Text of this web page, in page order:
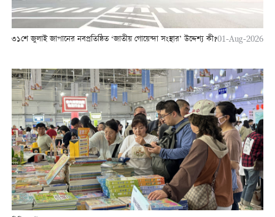
৩১শে জুলাই জাপানের নবপ্রতিষ্ঠিত ‘জাতীয় গোয়েন্দা সংস্থার’ উদ্দেশ্য কী?01-Aug-2026